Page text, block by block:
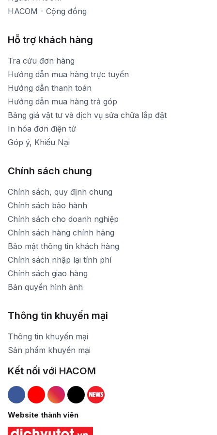
HACOM - Cộng đồng
Hỗ trợ khách hàng
Tra cứu đơn hàng
Hướng dẫn mua hàng trực tuyến
Hướng dẫn thanh toán
Hướng dẫn mua hàng trả góp
Bảng giá vật tư và dịch vụ sửa chữa lắp đặt
In hóa đơn điện tử
Góp ý, Khiếu Nại
Chính sách chung
Chính sách, quy định chung
Chính sách bảo hành
Chính sách cho doanh nghiệp
Chính sách hàng chính hãng
Bảo mật thông tin khách hàng
Chính sách nhập lại tính phí
Chính sách giao hàng
Bản quyền hình ảnh
Thông tin khuyến mại
Thông tin khuyến mại
Sản phẩm khuyến mại
Kết nối với HACOM
Hacom Facebook
Hacom YouTube
Hacom Instagram
Hacom TikTok
Website thành viên